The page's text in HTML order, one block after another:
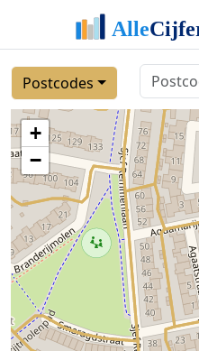
Postcodes
+
−